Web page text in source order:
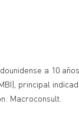
a 10
principal
Macroconsult.